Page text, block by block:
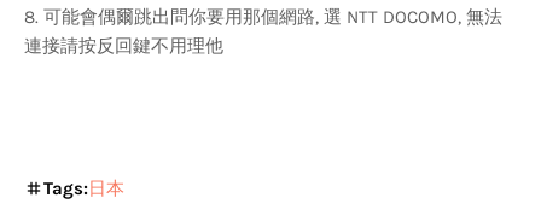
8. 可能會偶爾跳出問你要用那個網路, 選 NTT DOCOMO, 無法
連接請按反回鍵不用理他
Tags:日本